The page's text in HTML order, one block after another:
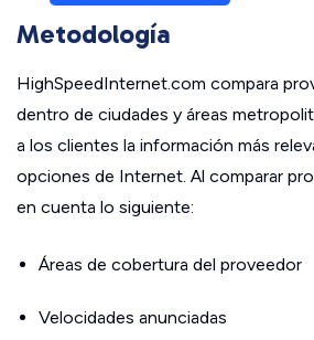
Metodología
HighSpeedInternet.com compara
dentro de ciudades y áreas
a los clientes la información más
opciones de Internet. Al comparar
en cuenta lo siguiente:
Áreas de cobertura del proveedor
Velocidades anunciadas